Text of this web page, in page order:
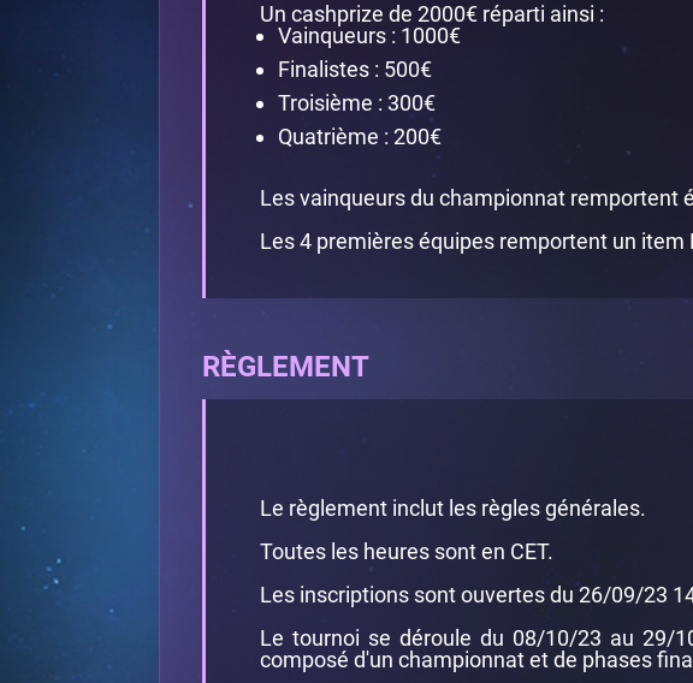
Un cashprize de 2000€ réparti ainsi :
Vainqueurs : 1000€
Finalistes : 500€
Troisième : 300€
Quatrième : 200€
Les vainqueurs du championnat remportent
Les 4 premières équipes remportent un item
RÈGLEMENT
Le règlement inclut les règles générales.
Toutes les heures sont en CET.
Les inscriptions sont ouvertes du 26/09/23
Le tournoi se déroule du 08/10/23 au 29/
composé d'un championnat et de phases